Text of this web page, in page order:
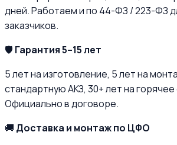
дней. Работаем и по 44-ФЗ / 223-ФЗ
заказчиков.
🛡️ Гарантия 5–15 лет
5 лет на изготовление, 5 лет на
стандартную АКЗ, 30+ лет на
Официально в договоре.
🚚 Доставка и монтаж по ЦФО